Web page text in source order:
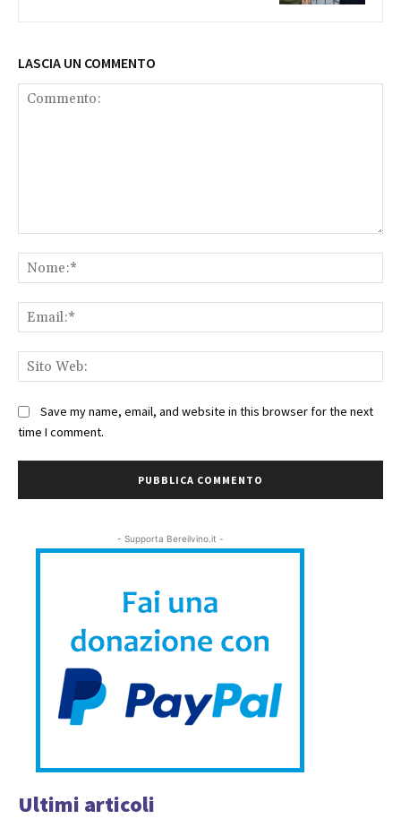
LASCIA UN COMMENTO
Save my name, email, and website in this browser for the next
time I comment.
- Supporta Bereilvino.it -
Ultimi articoli